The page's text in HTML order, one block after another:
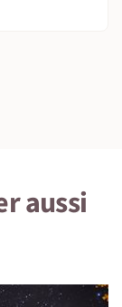
aussi